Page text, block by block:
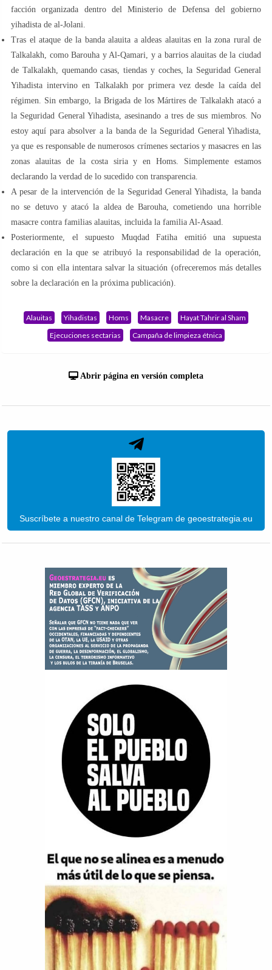
facción organizada dentro del Ministerio de Defensa del gobierno
yihadista de al-Jolani.
Tras el ataque de la banda alauita a aldeas alauitas en la zona rural de
Talkalakh, como Barouha y Al-Qamari, y a barrios alauitas de la ciudad
de Talkalakh, quemando casas, tiendas y coches, la Seguridad General
Yihadista intervino en Talkalakh por primera vez desde la caída del
régimen. Sin embargo, la Brigada de los Mártires de Talkalakh atacó a
la Seguridad General Yihadista, asesinando a tres de sus miembros. No
estoy aquí para absolver a la banda de la Seguridad General Yihadista,
ya que es responsable de numerosos crímenes sectarios y masacres en las
zonas alauitas de la costa siria y en Homs. Simplemente estamos
declarando la verdad de lo sucedido con transparencia.
A pesar de la intervención de la Seguridad General Yihadista, la banda
no se detuvo y atacó la aldea de Barouha, cometiendo una horrible
masacre contra familias alauitas, incluida la familia Al-Asaad.
Posteriormente, el supuesto Muqdad Fatiha emitió una supuesta
declaración en la que se atribuyó la responsabilidad de la operación,
como si con ella intentara salvar la situación (ofreceremos más detalles
sobre la declaración en la próxima publicación).
Alauitas Yihadistas Homs Masacre
Hayat Tahrir al Sham
Ejecuciones sectarias
Campaña de limpieza étnica
Abrir página en versión completa
Suscríbete a nuestro canal de Telegram de geoestrategia.eu